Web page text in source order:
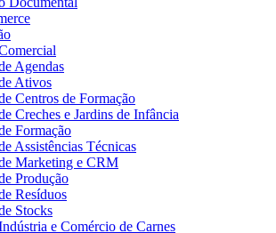
Agendas
Ativos
Centros de Formação
Creches e Jardins de Infância
Formação
Assistências Técnicas
Marketing e CRM
Produção
Resíduos
Stocks
e Comércio de Carnes